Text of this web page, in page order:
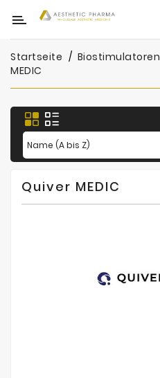
Kategorie
OUTLET
Fillers
Biostimulatoren
Mesotherapie
Peelings
PRP
Startseite Biostimulatoren
MEDIC
Name (A bis Z)
Quiver MEDIC